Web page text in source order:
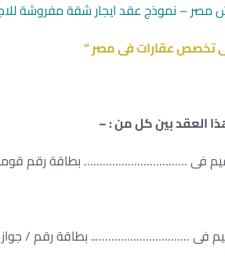
– نموذج عقد ايجار شقة مفروشة
تخصص عقارات فى مصر “
العقد بين كل من : –
فى …………………………… بطاقة رقم
………………………….. بطاقة رقم / جواز